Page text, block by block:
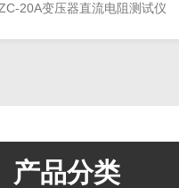
20A变压器直流电阻测试仪
产品分类